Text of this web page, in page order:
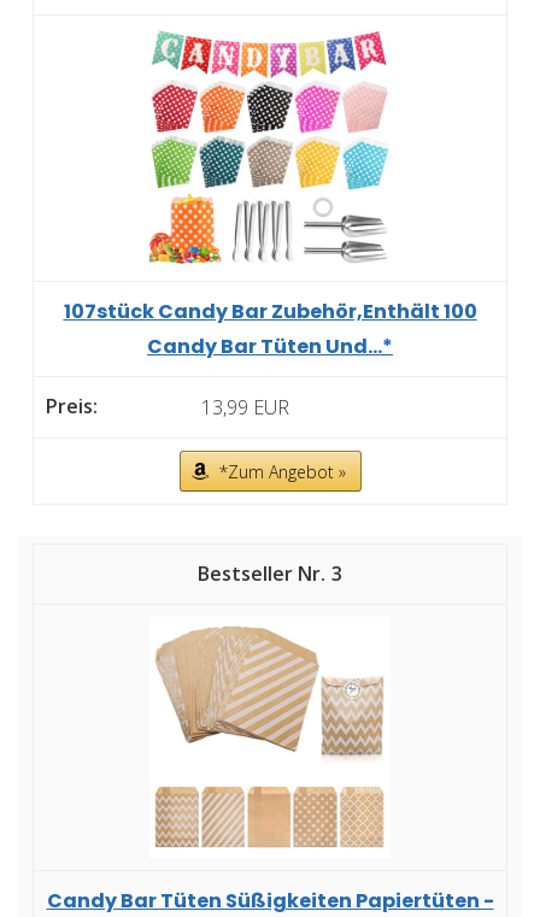
107stück Candy Bar Zubehör,Enthält 100
Candy Bar Tüten Und...*
13,99 EUR
*Zum Angebot »
3
Candy Bar Tüten Süßigkeiten Papiertüten -